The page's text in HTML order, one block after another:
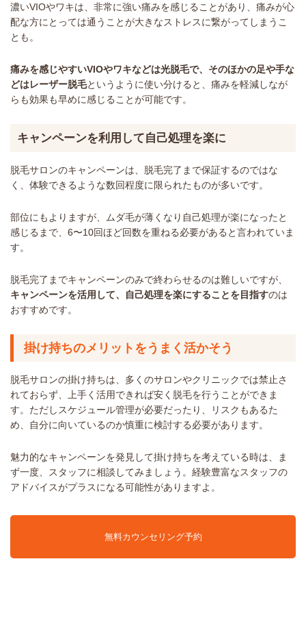
濃いVIOやワキは、非常に強い痛みを感じることがあり、痛みが心
配な方にとっては通うことが大きなストレスに繋がってしまうこ
とも。
痛みを感じやすいVIOやワキなどは光脱毛で、そのほかの足や手な
どはレーザー脱毛というように使い分けると、痛みを軽減しなが
らも効果も早めに感じることが可能です。
キャンペーンを利用して自己処理を楽に
脱毛サロンのキャンペーンは、脱毛完了まで保証するのではな
く、体験できるような数回程度に限られたものが多いです。
部位にもよりますが、ムダ毛が薄くなり自己処理が楽になったと
感じるまで、6〜10回ほど回数を重ねる必要があると言われていま
す。
脱毛完了までキャンペーンのみで終わらせるのは難しいですが、
キャンペーンを活用して、自己処理を楽にすることを目指すのは
おすすめです。
掛け持ちのメリットをうまく活かそう
脱毛サロンの掛け持ちは、多くのサロンやクリニックでは禁止さ
れておらず、上手く活用できれば安く脱毛を行うことができま
す。ただしスケジュール管理が必要だったり、リスクもあるた
め、自分に向いているのか慎重に検討する必要があります。
魅力的なキャンペーンを発見して掛け持ちを考えている時は、ま
ず一度、スタッフに相談してみましょう。経験豊富なスタッフの
アドバイスがプラスになる可能性がありますよ。
無料カウンセリング予約